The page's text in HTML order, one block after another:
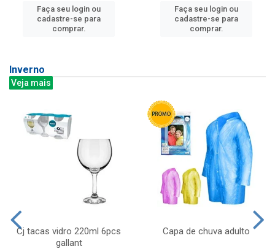
Faça seu login ou
cadastre-se para
comprar.
Faça seu login ou
cadastre-se para
comprar.
Inverno
Veja mais
Cj tacas vidro 220ml 6pcs
gallant
Capa de chuva adulto